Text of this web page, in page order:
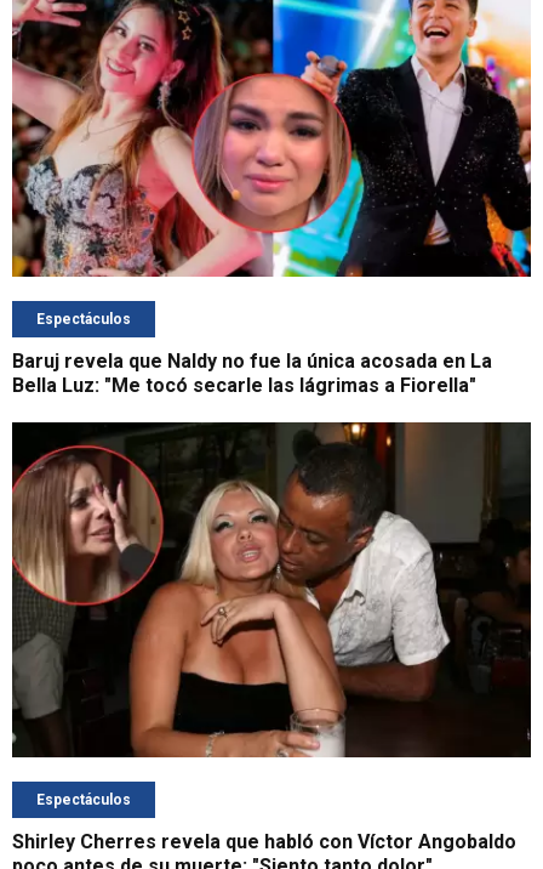
Espectáculos
Baruj revela que Naldy no fue la única acosada en La
Bella Luz: "Me tocó secarle las lágrimas a Fiorella"
Espectáculos
Shirley Cherres revela que habló con Víctor Angobaldo